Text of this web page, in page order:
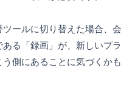
ールに切り替えた場合、会
る「録画」が、新しいプラ
側にあることに気づくかも